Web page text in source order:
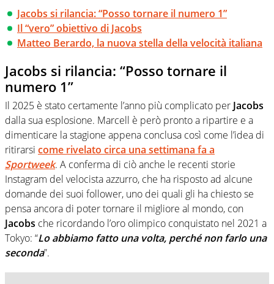
Jacobs si rilancia: “Posso tornare il numero 1”
Il “vero” obiettivo di Jacobs
Matteo Berardo, la nuova stella della velocità italiana
Jacobs si rilancia: “Posso tornare il
numero 1”
Il 2025 è stato certamente l’anno più complicato per Jacobs
dalla sua esplosione. Marcell è però pronto a ripartire e a
dimenticare la stagione appena conclusa così come l’idea di
ritirarsi come rivelato circa una settimana fa a
Sportweek. A conferma di ciò anche le recenti storie
Instagram del velocista azzurro, che ha risposto ad alcune
domande dei suoi follower, uno dei quali gli ha chiesto se
pensa ancora di poter tornare il migliore al mondo, con
Jacobs che ricordando l’oro olimpico conquistato nel 2021 a
Tokyo: “Lo abbiamo fatto una volta, perché non farlo una
seconda”.